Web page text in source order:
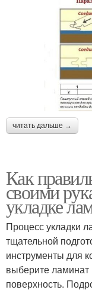
читать дальше →
Как
своими
укладке
Процесс укладки
тщательной
инструменты для
выберите ламинат
поверхность.